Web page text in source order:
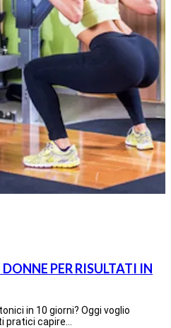
PER RISULTATI IN
in 10 giorni? Oggi voglio
pratici capire…